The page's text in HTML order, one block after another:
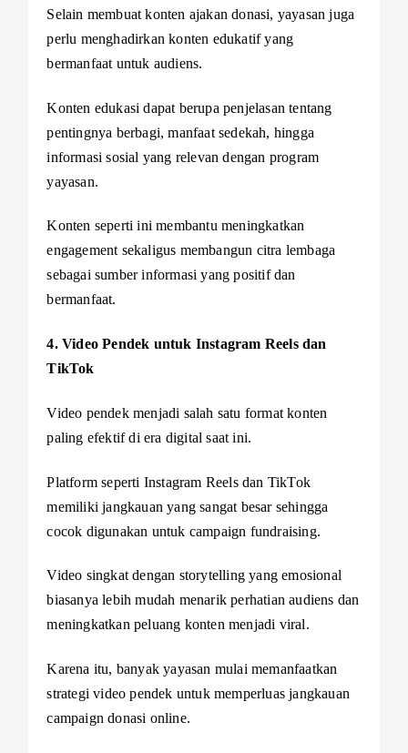
Selain membuat konten ajakan donasi, yayasan juga
perlu menghadirkan konten edukatif yang
bermanfaat untuk audiens.
Konten edukasi dapat berupa penjelasan tentang
pentingnya berbagi, manfaat sedekah, hingga
informasi sosial yang relevan dengan program
yayasan.
Konten seperti ini membantu meningkatkan
engagement sekaligus membangun citra lembaga
sebagai sumber informasi yang positif dan
bermanfaat.
4. Video Pendek untuk Instagram Reels dan
TikTok
Video pendek menjadi salah satu format konten
paling efektif di era digital saat ini.
Platform seperti Instagram Reels dan TikTok
memiliki jangkauan yang sangat besar sehingga
cocok digunakan untuk campaign fundraising.
Video singkat dengan storytelling yang emosional
biasanya lebih mudah menarik perhatian audiens dan
meningkatkan peluang konten menjadi viral.
Karena itu, banyak yayasan mulai memanfaatkan
strategi video pendek untuk memperluas jangkauan
campaign donasi online.